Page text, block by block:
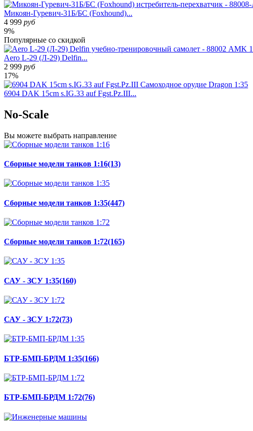
Микоян-Гуревич-31Б/БС (Foxhound)...
4 999 руб
9%
Популярные со скидкой
Aero L-29 (Л-29) Delfin...
2 999 руб
17%
6904 DAK 15cm s.IG.33 auf Fgst.Pz.III...
No-Scale
Вы можете выбрать направление
Сборные модели танков 1:16(13)
Сборные модели танков 1:35(447)
Сборные модели танков 1:72(165)
САУ - ЗСУ 1:35(160)
САУ - ЗСУ 1:72(73)
БТР-БМП-БРДМ 1:35(166)
БТР-БМП-БРДМ 1:72(76)